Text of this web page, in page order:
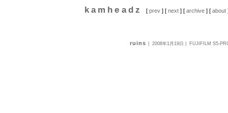
kamheadz [prev ] [next ] [archive ] [about
ruins 2008年1月19日 | FUJIFILM S5-